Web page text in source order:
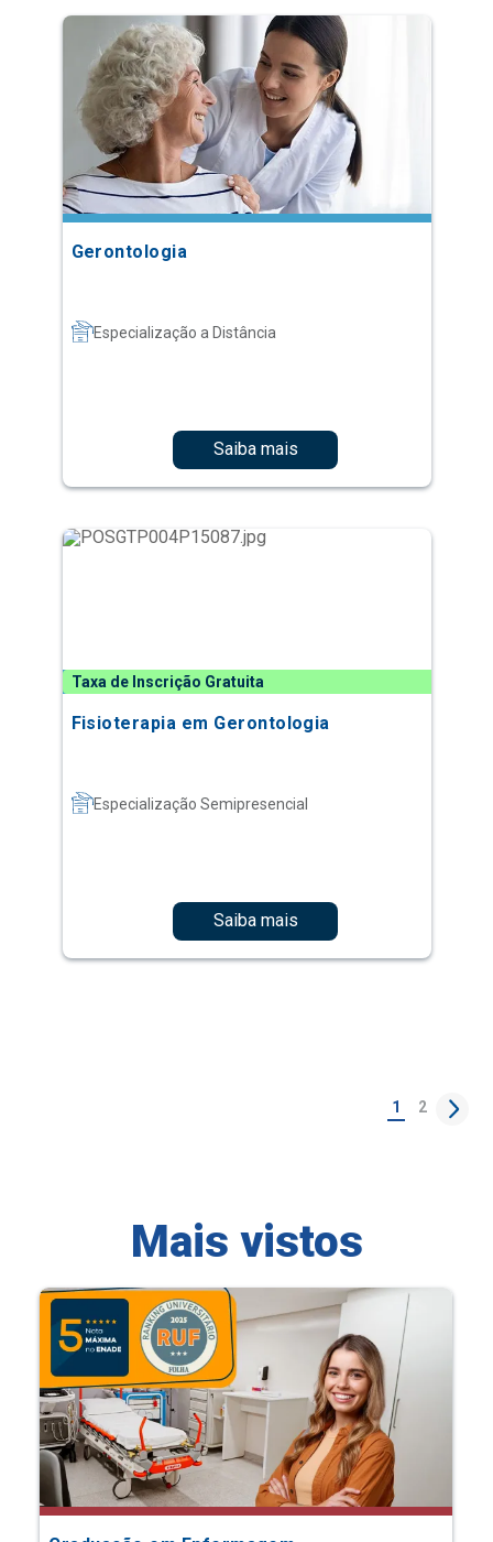
Gerontologia
Especialização a Distância
Saiba mais
Taxa de Inscrição Gratuita
Fisioterapia em Gerontologia
Especialização Semipresencial
Saiba mais
1 2
Mais vistos